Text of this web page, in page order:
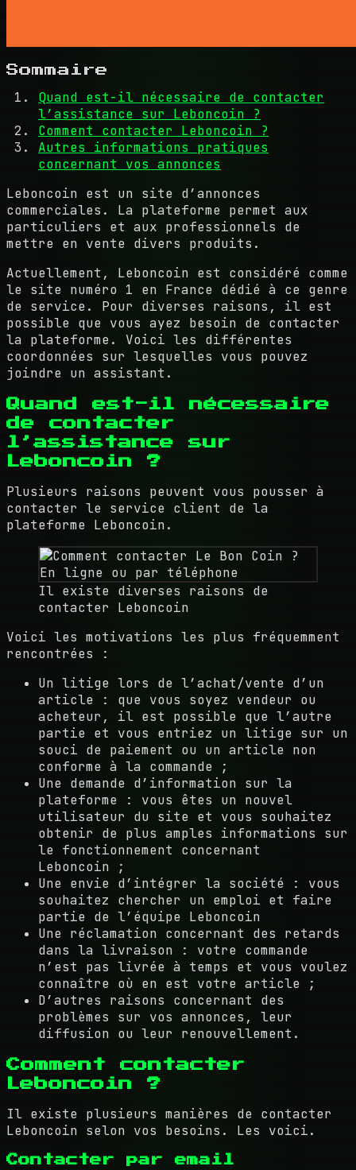
Sommaire
Quand est-il nécessaire de contacter
l’assistance sur Leboncoin ?
Comment contacter Leboncoin ?
Autres informations pratiques
concernant vos annonces
Leboncoin est un site d’annonces
commerciales. La plateforme permet aux
particuliers et aux professionnels de
mettre en vente divers produits.
Actuellement, Leboncoin est considéré comme
le site numéro 1 en France dédié à ce genre
de service. Pour diverses raisons, il est
possible que vous ayez besoin de contacter
la plateforme. Voici les différentes
coordonnées sur lesquelles vous pouvez
joindre un assistant.
Quand est-il nécessaire
de contacter
l’assistance sur
Leboncoin ?
Plusieurs raisons peuvent vous pousser à
contacter le service client de la
plateforme Leboncoin.
Il existe diverses raisons de
contacter Leboncoin
Voici les motivations les plus fréquemment
rencontrées :
Un litige lors de l’achat/vente d’un
article : que vous soyez vendeur ou
acheteur, il est possible que l’autre
partie et vous entriez un litige sur un
souci de paiement ou un article non
conforme à la commande ;
Une demande d’information sur la
plateforme : vous êtes un nouvel
utilisateur du site et vous souhaitez
obtenir de plus amples informations sur
le fonctionnement concernant
Leboncoin ;
Une envie d’intégrer la société : vous
souhaitez chercher un emploi et faire
partie de l’équipe Leboncoin
Une réclamation concernant des retards
dans la livraison : votre commande
n’est pas livrée à temps et vous voulez
connaître où en est votre article ;
D’autres raisons concernant des
problèmes sur vos annonces, leur
diffusion ou leur renouvellement.
Comment contacter
Leboncoin ?
Il existe plusieurs manières de contacter
Leboncoin selon vos besoins. Les voici.
Contacter par email